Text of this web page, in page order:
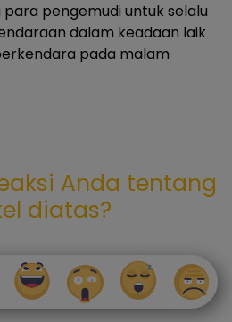
para pengemudi untuk selalu
dalam keadaan laik
pada malam
Anda tentang
diatas?